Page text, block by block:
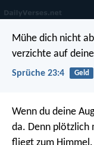
Mühe dich nicht
verzichte auf
Sprüche 23:4 Geld
Wenn du deine
da. Denn plötzlich